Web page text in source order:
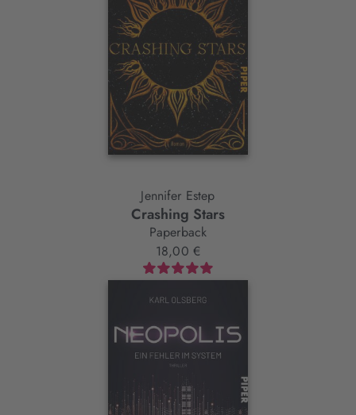
Jennifer Estep
Crashing Stars
Paperback
18,00 €